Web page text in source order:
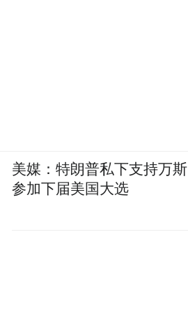
美媒：特朗普私下支持万斯
参加下届美国大选